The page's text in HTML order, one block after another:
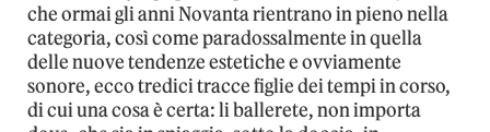
che ormai gli anni Novanta rientrano in pieno nella
categoria, così come paradossalmente in quella
delle nuove tendenze estetiche e ovviamente
sonore, ecco tredici tracce figlie dei tempi in corso,
di cui una cosa è certa: li ballerete, non importa